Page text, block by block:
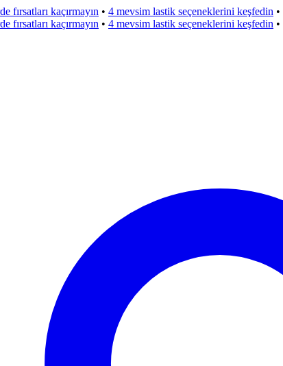
fırsatları kaçırmayın • 4 mevsim lastik seçeneklerini keşfedin •
fırsatları kaçırmayın • 4 mevsim lastik seçeneklerini keşfedin •